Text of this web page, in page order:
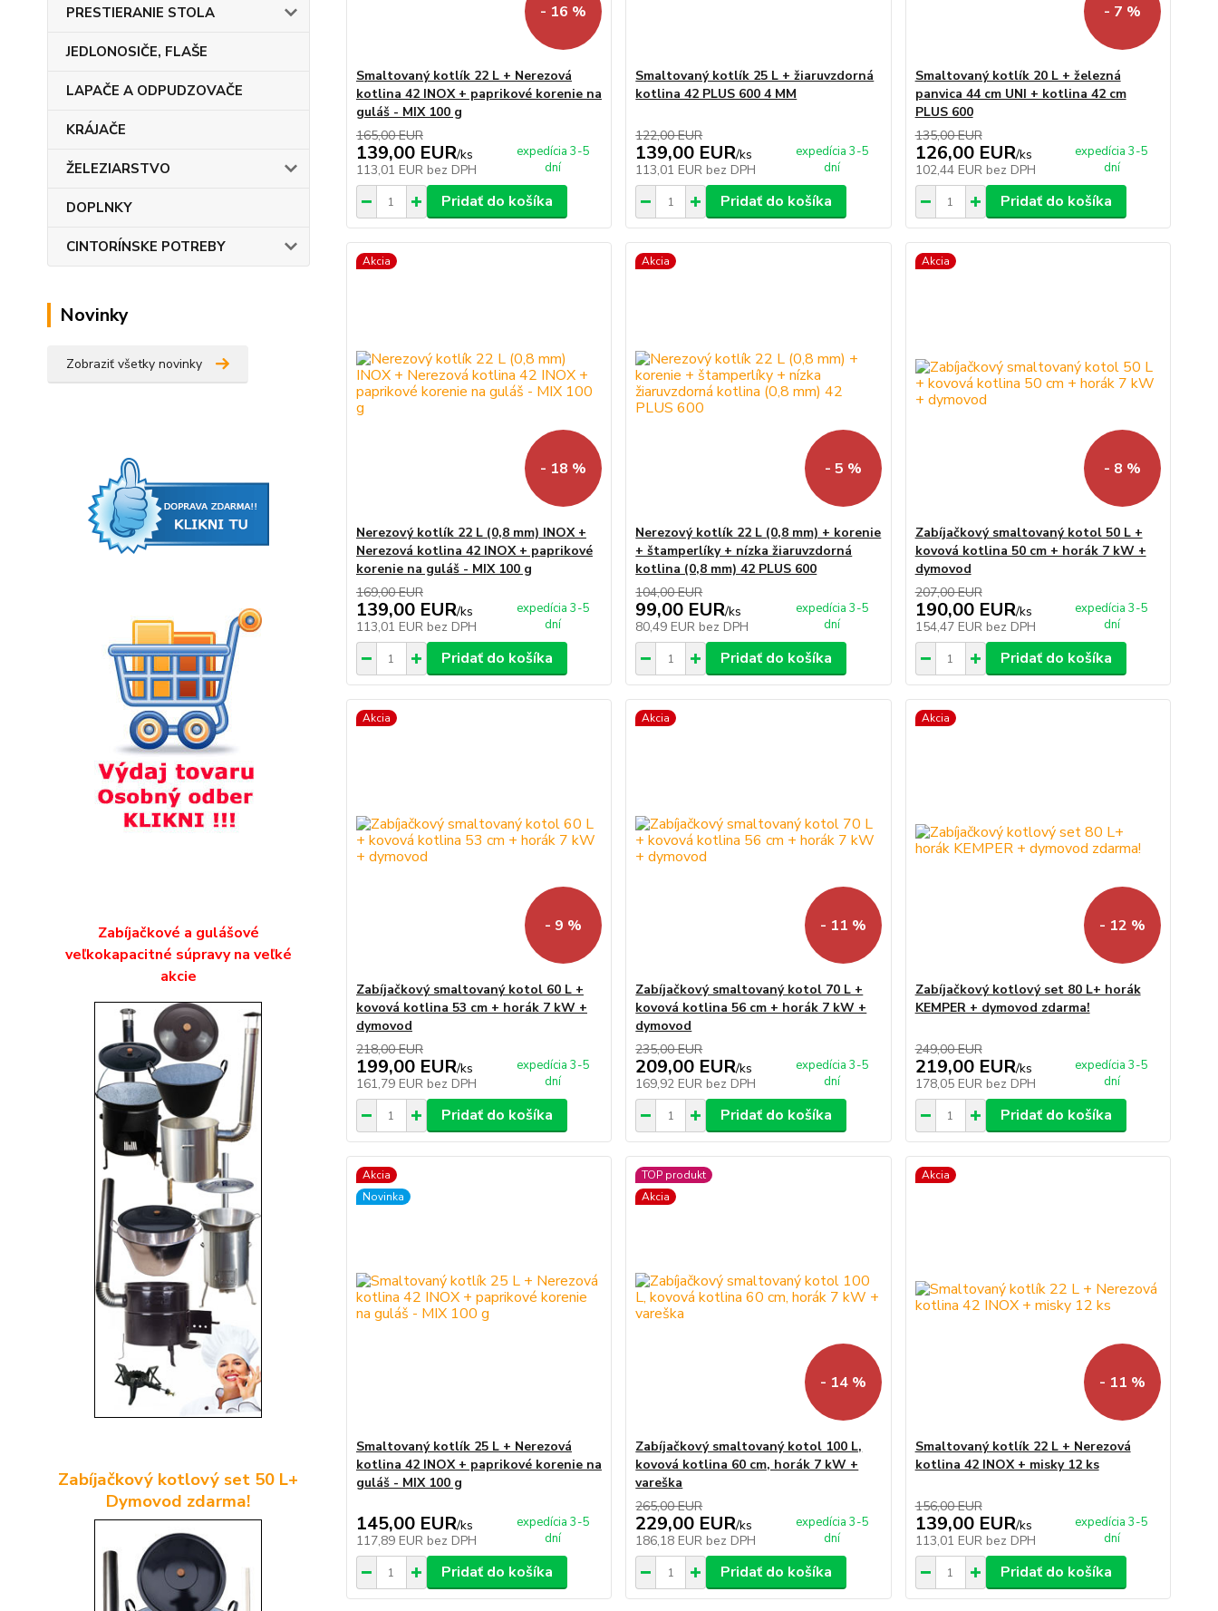
PRESTIERANIE STOLA
JEDLONOSIČE, FLAŠE
LAPAČE A ODPUDZOVAČE
KRÁJAČE
ŽELEZIARSTVO
DOPLNKY
CINTORÍNSKE POTREBY
Novinky
Zobraziť všetky novinky
Zabíjačkové a gulášové
veľkokapacitné súpravy na veľké
akcie
Zabíjačkový kotlový set 50 L+
Dymovod zdarma!
- 16 %
Smaltovaný kotlík 22 L + Nerezová
kotlina 42 INOX + paprikové korenie na
guláš - MIX 100 g
165,00 EUR
139,00 EUR/ks
113,01 EUR bez DPH
expedícia 3-5
dní
Pridať do košíka
Smaltovaný kotlík 25 L + žiaruvzdorná
kotlina 42 PLUS 600 4 MM
122,00 EUR
139,00 EUR/ks
113,01 EUR bez DPH
expedícia 3-5
dní
Pridať do košíka
- 7 %
Smaltovaný kotlík 20 L + železná
panvica 44 cm UNI + kotlina 42 cm
PLUS 600
135,00 EUR
126,00 EUR/ks
102,44 EUR bez DPH
expedícia 3-5
dní
Pridať do košíka
Akcia
- 18 %
Nerezový kotlík 22 L (0,8 mm) INOX +
Nerezová kotlina 42 INOX + paprikové
korenie na guláš - MIX 100 g
169,00 EUR
139,00 EUR/ks
113,01 EUR bez DPH
expedícia 3-5
dní
Pridať do košíka
Akcia
- 5 %
Nerezový kotlík 22 L (0,8 mm) + korenie
+ štamperlíky + nízka žiaruvzdorná
kotlina (0,8 mm) 42 PLUS 600
104,00 EUR
99,00 EUR/ks
80,49 EUR bez DPH
expedícia 3-5
dní
Pridať do košíka
Akcia
- 8 %
Zabíjačkový smaltovaný kotol 50 L +
kovová kotlina 50 cm + horák 7 kW +
dymovod
207,00 EUR
190,00 EUR/ks
154,47 EUR bez DPH
expedícia 3-5
dní
Pridať do košíka
Akcia
- 9 %
Zabíjačkový smaltovaný kotol 60 L +
kovová kotlina 53 cm + horák 7 kW +
dymovod
218,00 EUR
199,00 EUR/ks
161,79 EUR bez DPH
expedícia 3-5
dní
Pridať do košíka
Akcia
- 11 %
Zabíjačkový smaltovaný kotol 70 L +
kovová kotlina 56 cm + horák 7 kW +
dymovod
235,00 EUR
209,00 EUR/ks
169,92 EUR bez DPH
expedícia 3-5
dní
Pridať do košíka
Akcia
- 12 %
Zabíjačkový kotlový set 80 L+ horák
KEMPER + dymovod zdarma!
249,00 EUR
219,00 EUR/ks
178,05 EUR bez DPH
expedícia 3-5
dní
Pridať do košíka
Akcia
Novinka
Smaltovaný kotlík 25 L + Nerezová
kotlina 42 INOX + paprikové korenie na
guláš - MIX 100 g
145,00 EUR/ks
117,89 EUR bez DPH
expedícia 3-5
dní
Pridať do košíka
TOP produkt
Akcia
- 14 %
Zabíjačkový smaltovaný kotol 100 L,
kovová kotlina 60 cm, horák 7 kW +
vareška
265,00 EUR
229,00 EUR/ks
186,18 EUR bez DPH
expedícia 3-5
dní
Pridať do košíka
Akcia
- 11 %
Smaltovaný kotlík 22 L + Nerezová
kotlina 42 INOX + misky 12 ks
156,00 EUR
139,00 EUR/ks
113,01 EUR bez DPH
expedícia 3-5
dní
Pridať do košíka